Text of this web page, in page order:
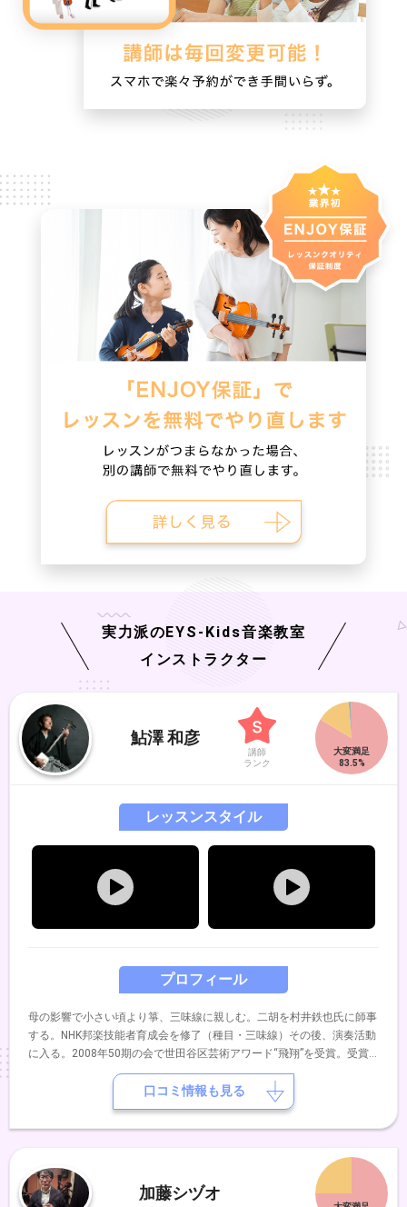
実力派のEYS-Kids音楽教室
インストラクター
鮎澤 和彦
講師
ランク
プロフィール
母の影響で小さい頃より箏、三味線に親しむ。二胡を村井鉄也氏に師事
する。NHK邦楽技能者育成会を修了（種目・三味線）その後、演奏活動
に入る。2008年50期の会で世田谷区芸術アワード“飛翔”を受賞。受賞
公演では、韓国のコムンゴ・サンジョを三味線で演奏し好評を博す。
レッスンスタイル
口コミ情報も見る
加藤シヅオ